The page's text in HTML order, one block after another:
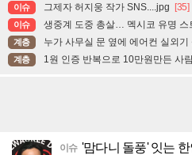
이슈 그제자 허지웅 작가 SNS....jpg [35]
이슈 생중계 도중 총살… 멕시코 유명 스
계층 누가 사무실 문 옆에 에어컨 실외기
계층 1원 인증 반복으로 10만원만든 사
이슈 '맘다니 돌풍' 잇는